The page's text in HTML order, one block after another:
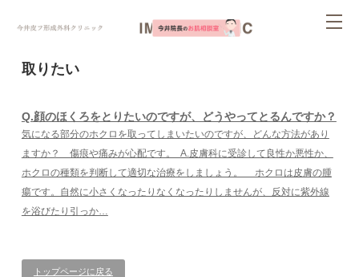
取りたい
Q.顔のほくろをとりたいのですが、どうやってとるんですか？
気になる部分のホクロを取ってしまいたいのですが、どんな方法があり
ますか？ 傷痕や痛みが心配です。 A.皮膚科に受診して良性か悪性か、
ホクロの種類を判断して適切な治療をしましょう。 ホクロは皮膚の腫
瘍です。自然に小さくなったりなくなったりしませんが、反対に紫外線
を浴びたり引っか…
トップページに戻る